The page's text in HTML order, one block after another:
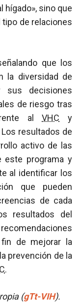
hígado», sino que
de relaciones
que los
la diversidad de
sus decisiones
de riesgo tras
alVHC y
resultados de
activo de las
este programa y
al identificar los
que pueden
de cada
resultados del
de mejorar la
prevención de la
.
(gTt-VIH).